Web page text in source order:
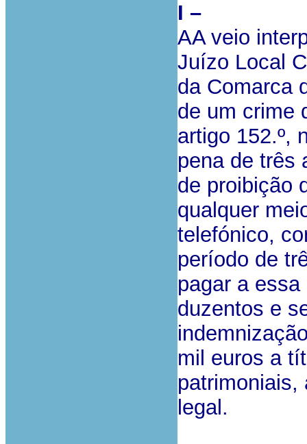
I –
AA veio
Juízo Local
da Comarca
de um crime
artigo 152.º,
pena de três
de proibição
qualquer
telefónico,
período de
pagar a
duzentos e
mil euros a
patrimoniais,
legal.